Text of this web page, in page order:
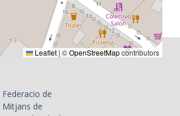
Leaflet | ©OpenStreetMapcontributors